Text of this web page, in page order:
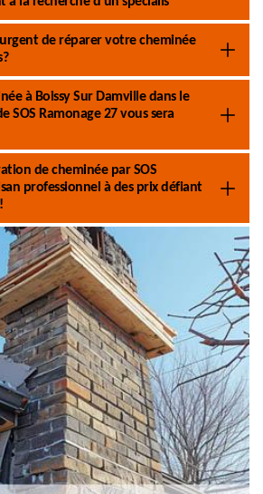
de réparer votre cheminée
à Boissy Sur Damville dans le
SOS Ramonage 27 vous sera
de cheminée par SOS
professionnel à des prix défiant